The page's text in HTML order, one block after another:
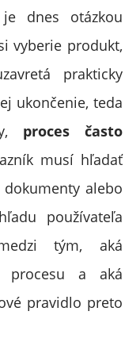
dnes otázkou
vyberie produkt,
prakticky
ukončenie, teda
proces často
musí hľadať
alebo
používateľa
tým, aká
procesu a aká
pravidlo preto